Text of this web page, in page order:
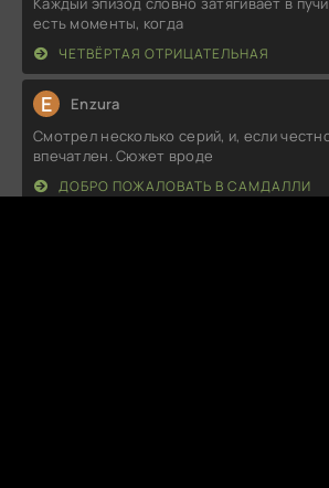
есть моменты, когда
ЧЕТВЁРТАЯ ОТРИЦАТЕЛЬНАЯ
E Enzura
Смотрел несколько серий, и, если
впечатлен. Сюжет вроде
ДОБРО ПОЖАЛОВАТЬ В САМДАЛЛИ